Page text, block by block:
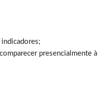
presencialmente à